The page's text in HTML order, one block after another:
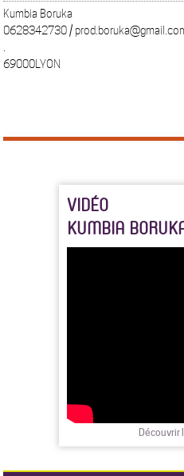
Kumbia Boruka
0628342730 /
.
69000LYON
VIDÉO
KUMBIA
Découvrir